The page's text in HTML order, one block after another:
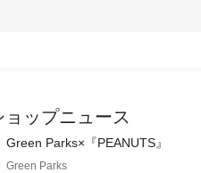
ップニュース
Green Parks×『PEANUTS』
Green Parks